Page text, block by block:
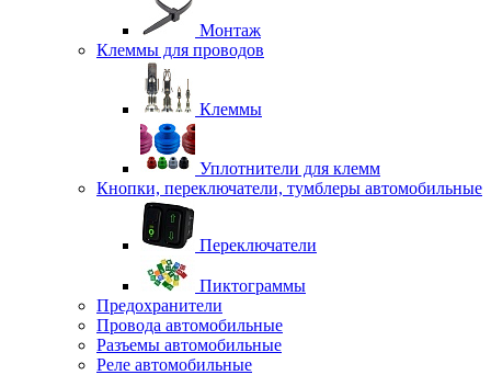
Монтаж
Клеммы для проводов
Клеммы
Уплотнители для клемм
Кнопки, переключатели, тумблеры автомобильные
Переключатели
Пиктограммы
Предохранители
Провода автомобильные
Разъемы автомобильные
Реле автомобильные